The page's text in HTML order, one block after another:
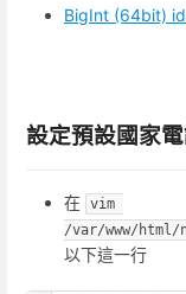
BigInt (64bit)
設定預設國家
在 vim
/var/www/
以下這一行